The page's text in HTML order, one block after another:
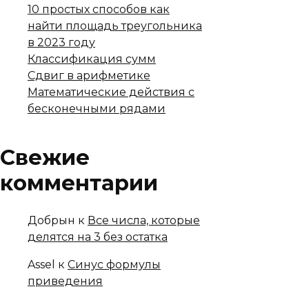
10 простых способов как
найти площадь треугольника
в 2023 году
Классификация сумм
Сдвиг в арифметике
Математические действия с
бесконечными рядами
Свежие
комментарии
Добрын к Все числа, которые
делятся на 3 без остатка
Assel к Синус формулы
приведения